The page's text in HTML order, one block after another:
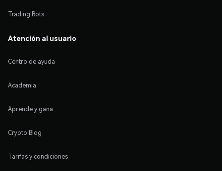
Trading Bots
Atención al usuario
Centro de ayuda
Academia
Aprende y gana
Crypto Blog
Tarifas y condiciones